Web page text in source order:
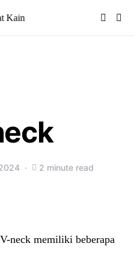
2 minute read
neck memiliki beberapa